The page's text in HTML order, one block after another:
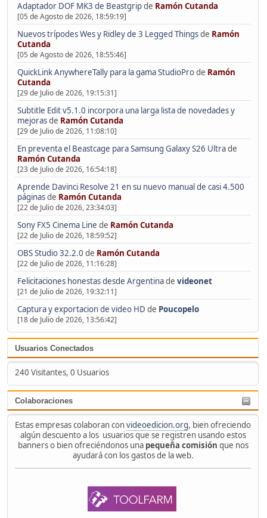
Adaptador DOF MK3 de Beastgripde Ramón Cutanda
[05 de Agosto de 2026, 18:59:19]
Nuevos trípodes Wes y Ridley de 3 Legged Thingsde Ramón
Cutanda
[05 de Agosto de 2026, 18:55:46]
QuickLink AnywhereTally para la gama StudioProde Ramón
Cutanda
[29 de Julio de 2026, 19:15:31]
Subtitle Edit v5.1.0 incorpora una larga lista de novedades y
mejorasde Ramón Cutanda
[29 de Julio de 2026, 11:08:10]
En preventa el Beastcage para Samsung Galaxy S26 Ultrade
Ramón Cutanda
[23 de Julio de 2026, 16:54:18]
Aprende Davinci Resolve 21 en su nuevo manual de casi 4.500
páginasde Ramón Cutanda
[22 de Julio de 2026, 23:34:03]
Sony FX5 Cinema Line de Ramón Cutanda
[22 de Julio de 2026, 18:59:52]
OBS Studio 32.2.0 de Ramón Cutanda
[22 de Julio de 2026, 11:16:28]
Felicitaciones honestas desde Argentinade videonet
[21 de Julio de 2026, 19:32:11]
Captura y exportacion de video HD de Poucopelo
[18 de Julio de 2026, 13:56:42]
Usuarios Conectados
240 Visitantes, 0 Usuarios
Colaboraciones
Estas empresas colaboran convideoedicion.org, bien ofreciendo
algún descuento a los usuarios que se registren usando estos
banners o bien ofreciéndonos una pequeña comisión que nos
ayudará con los gastos de la web.